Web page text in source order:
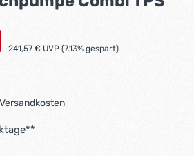
Regulärer Preis:
241,57 € UVP (7.13% gespart)